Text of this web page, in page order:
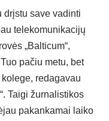
drįstu save vadinti
telekomunikacijų
„Balticum“,
pačiu metu, bet
redagavau
Taigi žurnalistikos
pakankamai laiko